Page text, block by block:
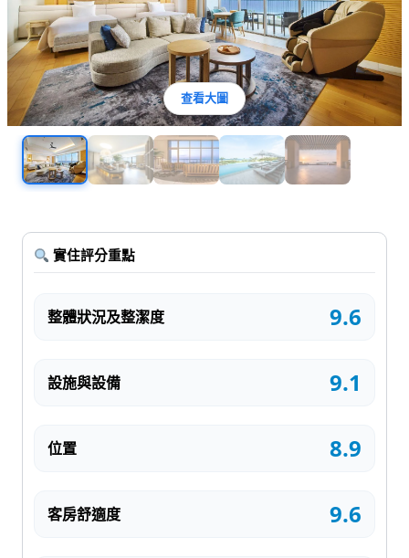
查看大圖
實住評分重點
整體狀況及整潔度 9.6
設施與設備 9.1
位置 8.9
客房舒適度 9.6